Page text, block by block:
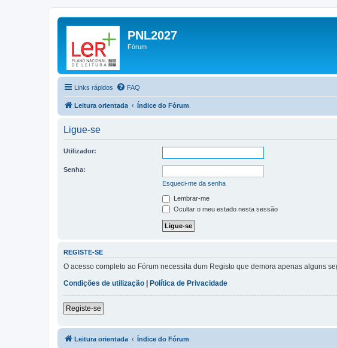
PNL2027
Fórum
Links rápidos FAQ
Leitura orientada Índice do Fórum
Ligue-se
Utilizador:
Senha:
Esqueci-me da senha
Lembrar-me
Ocultar o meu estado nesta sessão
REGISTE-SE
O acesso completo ao Fórum necessita dum Registo que demora apenas alguns
Condições de utilização | Política de Privacidade
Registe-se
Leitura orientada Índice do Fórum